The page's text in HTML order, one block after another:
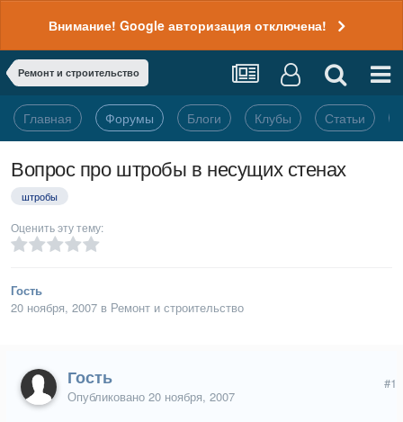
Внимание! Google авторизация отключена!
Ремонт и строительство
Главная Форумы Блоги Клубы Статьи
Вопрос про штробы в несущих стенах
штробы
Оценить эту тему:
Гость
20 ноября, 2007 в Ремонт и строительство
Гость
Опубликовано 20 ноября, 2007
#1